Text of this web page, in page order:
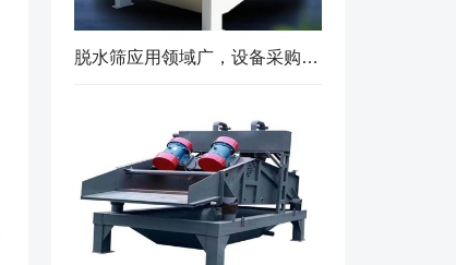
脱水筛应用领域广，设备采购推荐选择实力厂家